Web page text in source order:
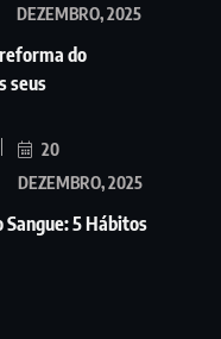
DEZEMBRO, 2025
do
seus
20
DEZEMBRO, 2025
Sangue: 5 Hábitos